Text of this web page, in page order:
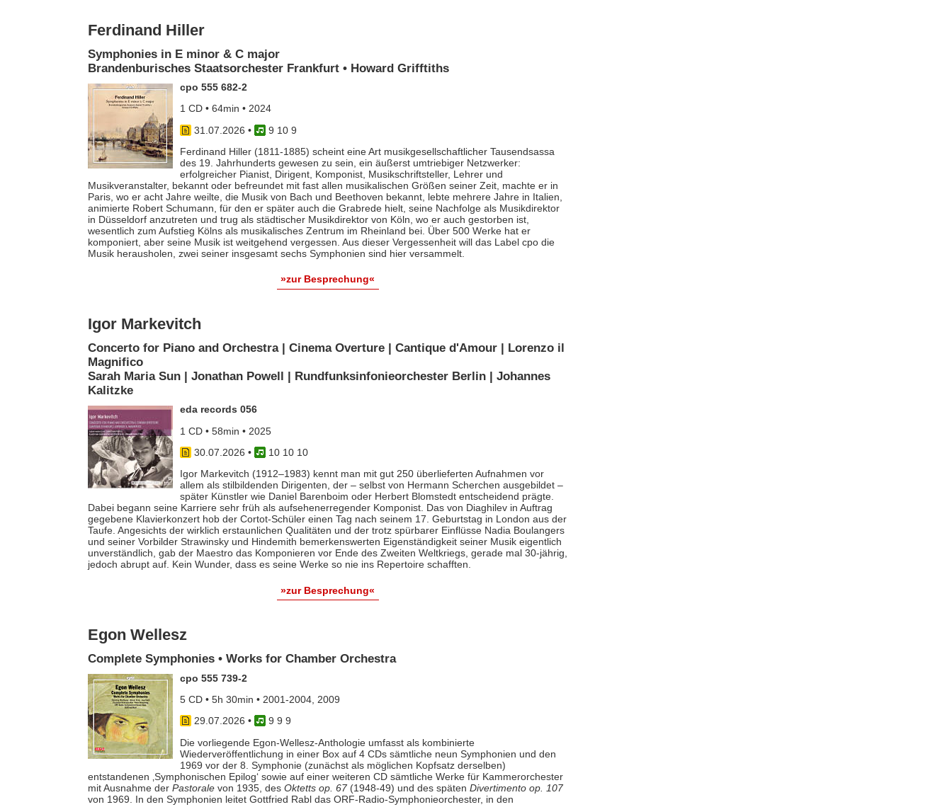
Ferdinand Hiller
Symphonies in E minor & C major
Brandenburisches Staatsorchester Frankfurt • Howard Grifftiths
cpo 555 682-2
1 CD • 64min • 2024
31.07.2026 •
9 10 9
Ferdinand Hiller (1811-1885) scheint eine Art musikgesellschaftlicher Tausendsassa
des 19. Jahrhunderts gewesen zu sein, ein äußerst umtriebiger Netzwerker:
erfolgreicher Pianist, Dirigent, Komponist, Musikschriftsteller, Lehrer und
Musikveranstalter, bekannt oder befreundet mit fast allen musikalischen Größen seiner Zeit, machte er in
Paris, wo er acht Jahre weilte, die Musik von Bach und Beethoven bekannt, lebte mehrere Jahre in Italien,
animierte Robert Schumann, für den er später auch die Grabrede hielt, seine Nachfolge als Musikdirektor
in Düsseldorf anzutreten und trug als städtischer Musikdirektor von Köln, wo er auch gestorben ist,
wesentlich zum Aufstieg Kölns als musikalisches Zentrum im Rheinland bei. Über 500 Werke hat er
komponiert, aber seine Musik ist weitgehend vergessen. Aus dieser Vergessenheit will das Label cpo die
Musik herausholen, zwei seiner insgesamt sechs Symphonien sind hier versammelt.
»zur Besprechung«
Igor Markevitch
Concerto for Piano and Orchestra | Cinema Overture | Cantique d'Amour | Lorenzo il
Magnifico
Sarah Maria Sun | Jonathan Powell | Rundfunksinfonieorchester Berlin | Johannes
Kalitzke
eda records 056
1 CD • 58min • 2025
30.07.2026 •
10 10 10
Igor Markevitch (1912–1983) kennt man mit gut 250 überlieferten Aufnahmen vor
allem als stilbildenden Dirigenten, der – selbst von Hermann Scherchen ausgebildet –
später Künstler wie Daniel Barenboim oder Herbert Blomstedt entscheidend prägte.
Dabei begann seine Karriere sehr früh als aufsehenerregender Komponist. Das von Diaghilev in Auftrag
gegebene Klavierkonzert hob der Cortot-Schüler einen Tag nach seinem 17. Geburtstag in London aus der
Taufe. Angesichts der wirklich erstaunlichen Qualitäten und der trotz spürbarer Einflüsse Nadia Boulangers
und seiner Vorbilder Strawinsky und Hindemith bemerkenswerten Eigenständigkeit seiner Musik eigentlich
unverständlich, gab der Maestro das Komponieren vor Ende des Zweiten Weltkriegs, gerade mal 30-jährig,
jedoch abrupt auf. Kein Wunder, dass es seine Werke so nie ins Repertoire schafften.
»zur Besprechung«
Egon Wellesz
Complete Symphonies • Works for Chamber Orchestra
cpo 555 739-2
5 CD • 5h 30min • 2001-2004, 2009
29.07.2026 •
9 9 9
Die vorliegende Egon-Wellesz-Anthologie umfasst als kombinierte
Wiederveröffentlichung in einer Box auf 4 CDs sämtliche neun Symphonien und den
1969 vor der 8. Symphonie (zunächst als möglichen Kopfsatz derselben)
entstandenen ‚Symphonischen Epilog‘ sowie auf einer weiteren CD sämtliche Werke für Kammerorchester
mit Ausnahme der Pastoralevon 1935, des Oktetts op. 67(1948-49) und des späten Divertimento op. 107
von 1969. In den Symphonien leitet Gottfried Rabl das ORF-Radio-Symphonieorchester, in den